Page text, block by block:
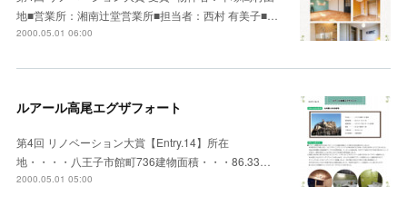
地■営業所：湘南辻堂営業所■担当者：西村 有美子■…
2000.05.01 06:00
ルアール高尾エグザフォート
第4回 リノベーション大賞【Entry.14】所在
地・・・・八王子市館町736建物面積・・・86.33…
2000.05.01 05:00